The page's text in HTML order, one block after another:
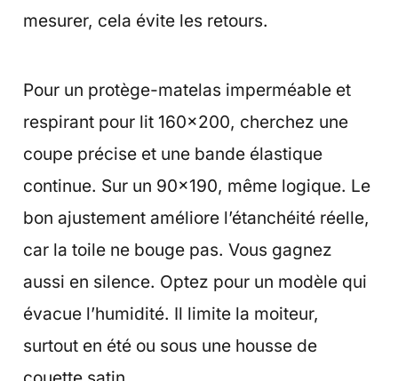
mesurer, cela évite les retours.
Pour un protège-matelas imperméable et
respirant pour lit 160×200, cherchez une
coupe précise et une bande élastique
continue. Sur un 90×190, même logique. Le
bon ajustement améliore l’étanchéité réelle,
car la toile ne bouge pas. Vous gagnez
aussi en silence. Optez pour un modèle qui
évacue l’humidité. Il limite la moiteur,
surtout en été ou sous une housse de